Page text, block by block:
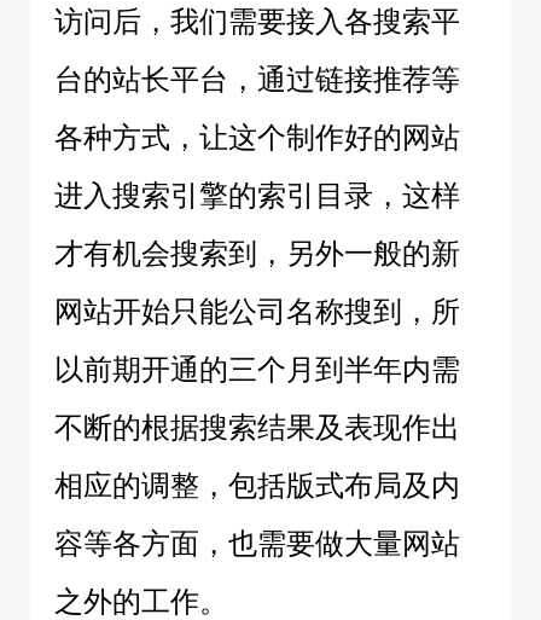
访问后，我们需要接入各搜索平
台的站长平台，通过链接推荐等
各种方式，让这个制作好的网站
进入搜索引擎的索引目录，这样
才有机会搜索到，另外一般的新
网站开始只能公司名称搜到，所
以前期开通的三个月到半年内需
不断的根据搜索结果及表现作出
相应的调整，包括版式布局及内
容等各方面，也需要做大量网站
之外的工作。